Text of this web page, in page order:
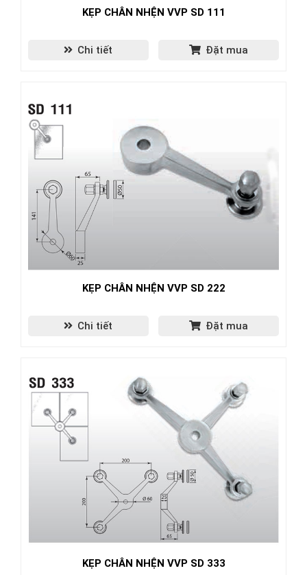
KẸP CHÂN NHỆN VVP SD 111
Chi tiết Đặt mua
KẸP CHÂN NHỆN VVP SD 222
Chi tiết Đặt mua
KẸP CHÂN NHỆN VVP SD 333